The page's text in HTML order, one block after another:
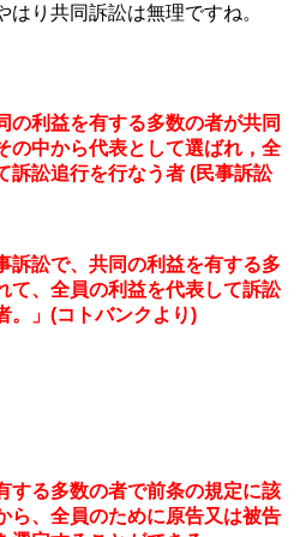
り共同訴訟は無理ですね。
利益を有する多数の者が共同
の中から代表として選ばれ，全
訴訟追行を行なう者 (民事訴訟
訟で、共同の利益を有する多
て、全員の利益を代表して訴訟
。」(コトバンクより)
する多数の者で前条の規定に該
ら、全員のために原告又は被告